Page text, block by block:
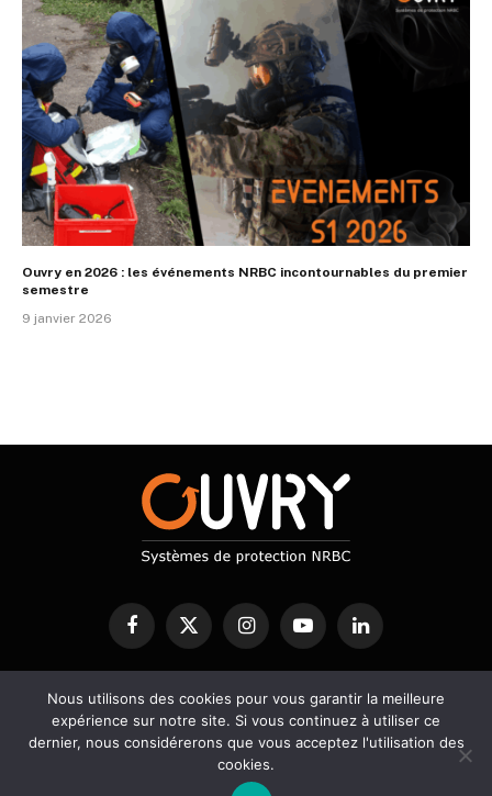
Ouvry en 2026 : les événements NRBC incontournables du premier
semestre
9 janvier 2026
FacebookX
InstagramYouTubeLinkedIn
PROTECTION NRBC DECONTAMINATION DETECTION
© 2026 Ouvry - Designed by A2Développement -
Nous utilisons des cookies pour vous garantir la meilleure
expérience sur notre site. Si vous continuez à utiliser ce
dernier, nous considérerons que vous acceptez l'utilisation des
cookies.